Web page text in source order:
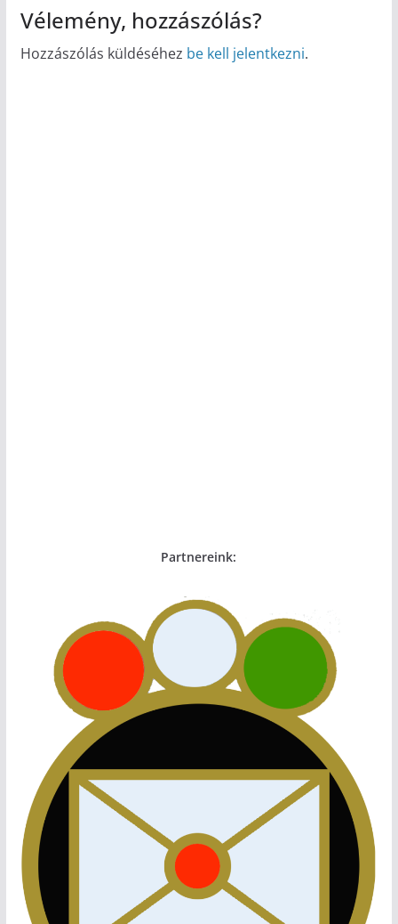
Vélemény, hozzászólás?
Hozzászólás küldéséhez be kell jelentkezni.
Partnereink: